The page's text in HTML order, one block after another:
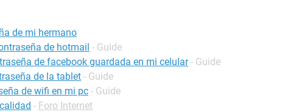
de mi hermano
de hotmail - Guide
de facebook guardada en mi celular - Guide
de la tablet - Guide
de wifi en mi pc - Guide
- Foro Internet